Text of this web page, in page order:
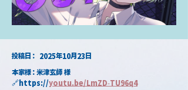
2025年10月23日
​投稿日：
本家様：米津玄師 様
🔗https://youtu.be/LmZD-TU96q4